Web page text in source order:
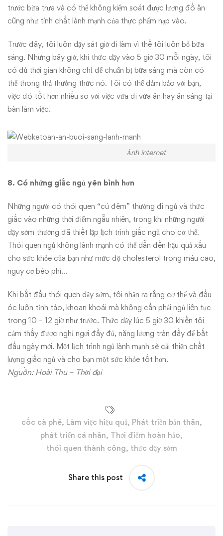
trước bữa trưa và có thể không kiểm soát được lượng đồ ăn
cũng như tính chất lành mạnh của thực phẩm nạp vào.
Trước đây, tôi luôn dậy sát giờ đi làm vì thế tôi luôn bỏ bữa
sáng. Nhưng bây giờ, khi thức dậy vào 5 giờ 30 mỗi ngày, tôi
có đủ thời gian không chỉ để chuẩn bị bữa sáng mà còn có
thể thong thả thưởng thức nó. Tôi có thể đảm bảo với bạn,
việc đó tốt hơn nhiều so với việc vừa đi vừa ăn hay ăn sáng tại
bàn làm việc.
Ảnh internet
8. Có những giấc ngủ yên bình hơn
Những người có thói quen “cú đêm” thường đi ngủ và thức
giấc vào những thời điểm ngẫu nhiên, trong khi những người
dậy sớm thường đã thiết lập lịch trình giấc ngủ cho cơ thể.
Thói quen ngủ không lành mạnh có thể dẫn đến hậu quả xấu
cho sức khỏe của bạn như mức độ cholesterol trong máu cao,
nguy cơ béo phì…
Khi bắt đầu thói quen dậy sớm, tôi nhận ra rằng cơ thể và đầu
óc luôn tỉnh táo, khoan khoái mà không cần phải ngủ liên tục
trong 10 – 12 giờ như trước. Thức dậy lúc 5 giờ 30 khiến tôi
cảm thấy được nghỉ ngơi đầy đủ, năng lượng tràn đầy để bắt
đầu ngày mới. Một lịch trình ngủ lành mạnh sẽ cải thiện chất
lượng giấc ngủ và cho bạn một sức khỏe tốt hơn.
Nguồn: Hoài Thu – Thời đại
cốc cà phê, Làm việc hiệu quả, Phát triển bản thân,
phát triển cá nhân, Thời điểm hoàn hảo,
thói quen thành công, thức dậy sớm
Share this post